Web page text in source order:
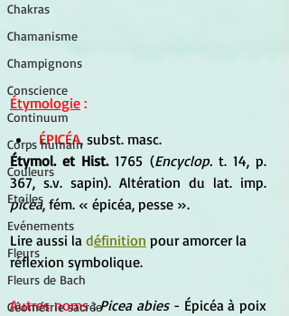
Chakras
Chamanisme
Champignons
Conscience
Continuum
Corps humain
Couleurs
Etoiles
Evénements
Fleurs
Fleurs de Bach
Géométrie sacrée
Étymologie :
ÉPICÉA, subst. masc.
Étymol. et Hist. 1765 (Encyclop. t. 14, p.
picea, fém. « épicéa, pesse ».
Lire aussi la définition pour amorcer la
réflexion symbolique.
Autres noms : Picea abies - Épicéa à poix